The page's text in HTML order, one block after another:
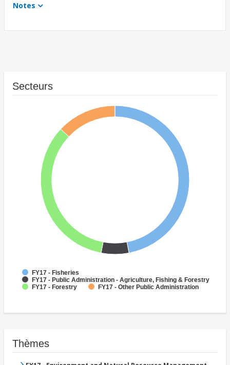
Notes
Secteurs
FY17 - Fisheries
FY17 - Public Administration - Agriculture, Fishing & Forestry
FY17 - Forestry
FY17 - Other Public Administration
Thèmes